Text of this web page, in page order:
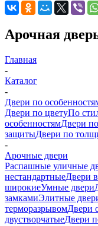
Арочная
Главная
-
Каталог
-
Двери по
Двери по цветуПо
особенностямДвери
защитыДвери по
-
Арочные двери
Распашные уличные
нестандартныеДвери
широкиеУмные двери
замкамиЭлитные
терморазрывомДвери
двустворчатыеДвери